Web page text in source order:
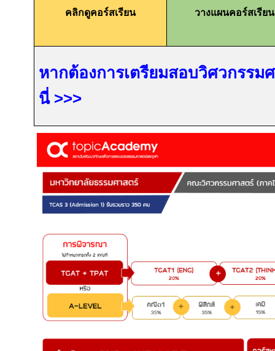
คลิกดูคอร์สเรียน วางแผนคอร์สเรียน
หากต้องการเตรียมสอบวิศวกรรม
นี่ >>>